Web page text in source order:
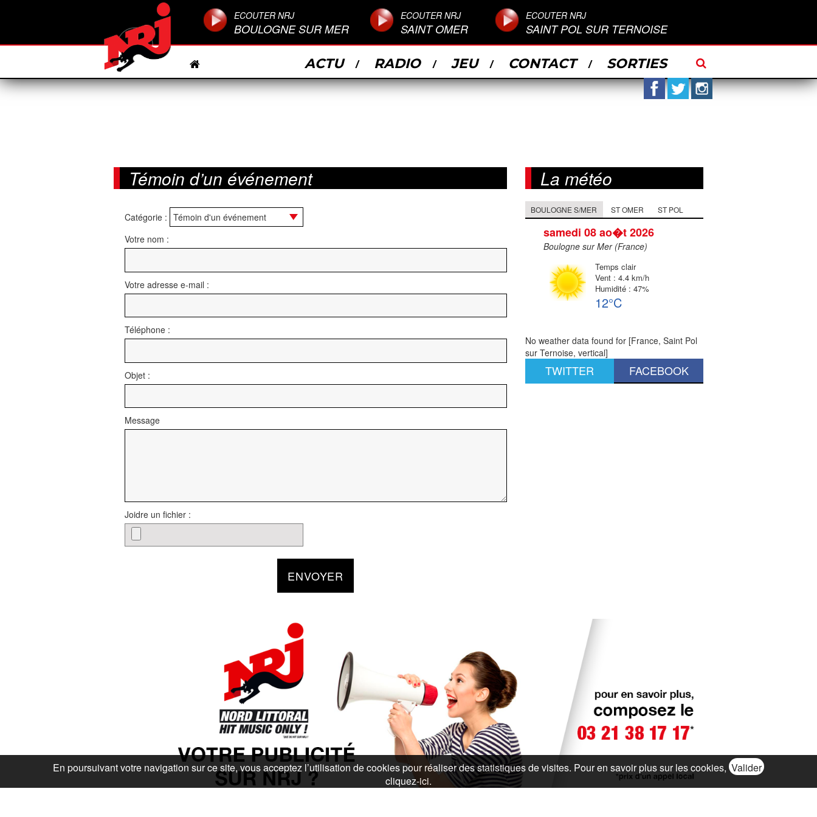
ECOUTER NRJ
BOULOGNE SUR MER
ECOUTER NRJ
SAINT OMER
ECOUTER NRJ
SAINT POL SUR TERNOISE
ACTU RADIO JEU CONTACT SORTIES
Facebook
TwitterInstagram
Témoin d’un événement
Catégorie :
Votre nom :
Votre adresse e-mail :
Téléphone :
Objet :
Message
Joidre un fichier :
ENVOYER
La météo
BOULOGNE S/MER ST OMER ST POL
samedi 08 ao�t 2026
Boulogne sur Mer (France)
Temps clair
Vent : 4.4 km/h
Humidité : 47%
12°C
No weather data found for [France, Saint Pol
sur Ternoise, vertical]
TWITTER FACEBOOK
En poursuivant votre navigation sur ce site, vous acceptez l’utilisation de cookies pour réaliser des statistiques de visites. Pour en savoir plus sur les cookies, Valider
cliquez-ici.